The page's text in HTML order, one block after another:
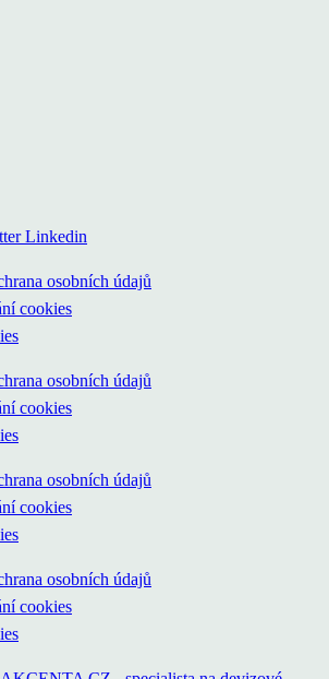
Linkedin
osobních údajů
cookies
osobních údajů
cookies
osobních údajů
cookies
osobních údajů
cookies